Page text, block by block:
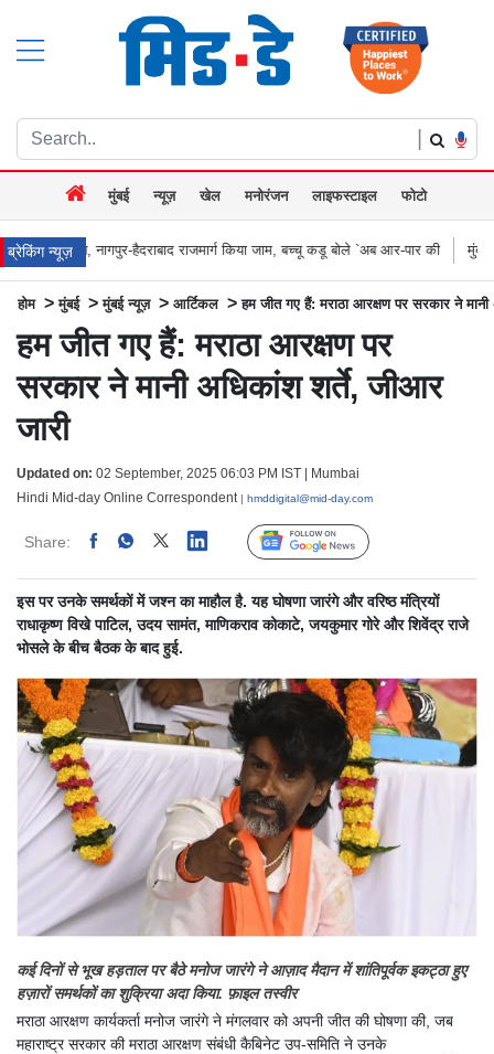
|
मुंबई न्यूज़ खेल मनोरंजन लाइफस्टाइल फोटो
ब्रेकिंग न्यूज़राजमार्ग किया जाम, बच्चू कडू बोले `अब आर-पार की मुंबई के वेस्टर्न एक्सप्रेस हाईवे
होम >मुंबई >मुंबई न्यूज़ > आर्टिकल >हम जीत गए हैं: मराठा आरक्षण पर सरकार ने
हम जीत गए हैं: मराठा आरक्षण पर
सरकार ने मानी अधिकांश शर्ते, जीआर
जारी
Updated on: 02 September, 2025 06:03 PM IST | Mumbai
Hindi Mid-day Online Correspondent | hmddigital@mid-day.com
Share: Linked Follow Us
इस पर उनके समर्थकों में जश्न का माहौल है. यह घोषणा जारंगे और वरिष्ठ मंत्रियों
राधाकृष्ण विखे पाटिल, उदय सामंत, माणिकराव कोकाटे, जयकुमार गोरे और शिवेंद्र राजे
भोसले के बीच बैठक के बाद हुई.
कई दिनों से भूख हड़ताल पर बैठे मनोज जारंगे ने आज़ाद मैदान में शांतिपूर्वक इकट्ठा हुए
हज़ारों समर्थकों का शुक्रिया अदा किया. फ़ाइल तस्वीर
मराठा आरक्षण कार्यकर्ता मनोज जारंगे ने मंगलवार को अपनी जीत की घोषणा की, जब
महाराष्ट्र सरकार की मराठा आरक्षण संबंधी कैबिनेट उप-समिति ने उनके